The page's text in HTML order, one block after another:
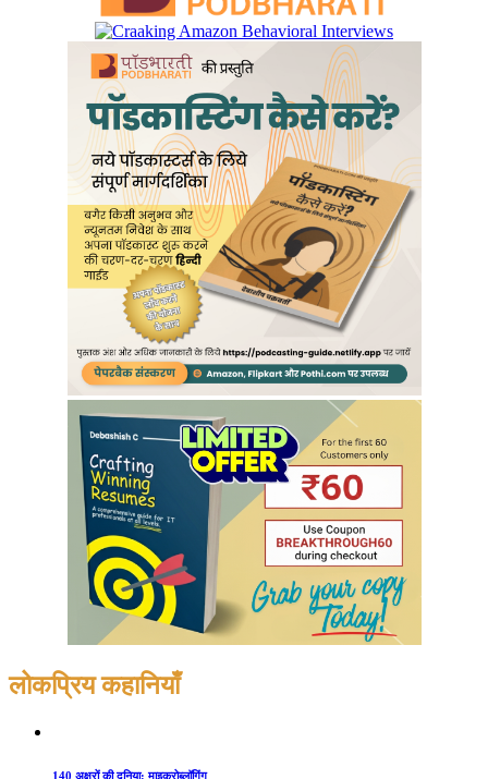
लोकप्रिय कहानियाँ
140 अक्षरों की दुनिया: माइक्रोब्लॉगिंग